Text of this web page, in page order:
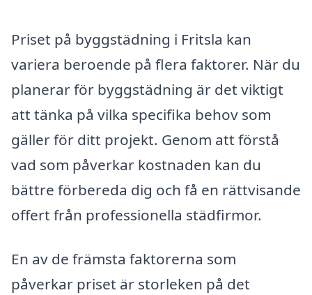
Priset på byggstädning i Fritsla kan
variera beroende på flera faktorer. När du
planerar för byggstädning är det viktigt
att tänka på vilka specifika behov som
gäller för ditt projekt. Genom att förstå
vad som påverkar kostnaden kan du
bättre förbereda dig och få en rättvisande
offert från professionella städfirmor.
En av de främsta faktorerna som
påverkar priset är storleken på det